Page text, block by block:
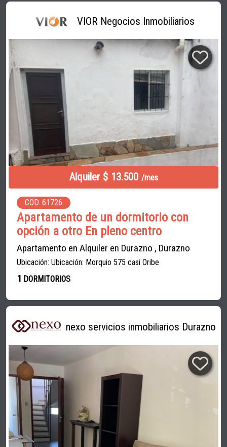
VIOR Negocios Inmobiliarios
Alquiler $ 13.500 /mes
COD. 61726
Apartamento de un dormitorio con
opción a otro En pleno centro
Apartamento en Alquiler en Durazno , Durazno
Ubicación: Ubicación: Morquio 575 casi Oribe
1 DORMITORIOS
nexo servicios inmobiliarios Durazno